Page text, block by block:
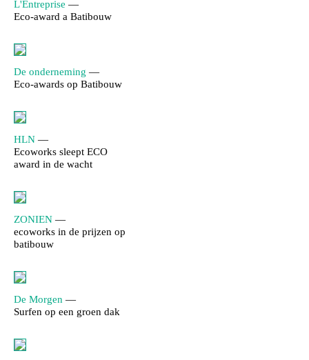
L'Entreprise —
Eco-award a Batibouw
De onderneming —
Eco-awards op Batibouw
HLN —
Ecoworks sleept ECO
award in de wacht
ZONIEN —
ecoworks in de prijzen op
batibouw
De Morgen —
Surfen op een groen dak